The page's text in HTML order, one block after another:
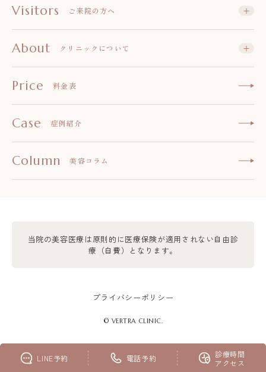
LINE予約 電話予約
大阪 大阪院
診療時間
アクセス
Visitors ご来院の方へ
About クリニックについて
Price 料金表
Case 症例紹介
Column 美容コラム
当院の美容医療は原則的に医療保険が適用されない自由診
療（自費）となります。
プライバシーポリシー
© VERTRA CLINIC.